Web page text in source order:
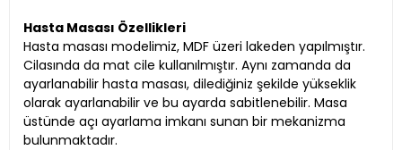
Hasta Masası Özellikleri
Hasta masası modelimiz, MDF üzeri lakeden yapılmıştır.
Cilasında da mat cile kullanılmıştır. Aynı zamanda da
ayarlanabilir hasta masası, dilediğiniz şekilde yükseklik
olarak ayarlanabilir ve bu ayarda sabitlenebilir. Masa
üstünde açı ayarlama imkanı sunan bir mekanizma
bulunmaktadır.